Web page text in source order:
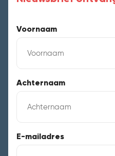
Voornaam
Achternaam
E-mailadres